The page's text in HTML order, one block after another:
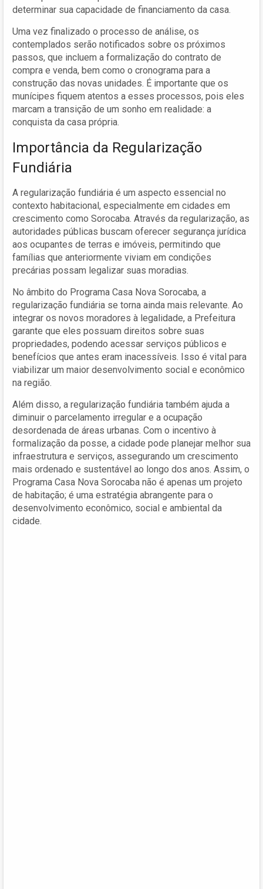
determinar sua capacidade de financiamento da casa.
Uma vez finalizado o processo de análise, os
contemplados serão notificados sobre os próximos
passos, que incluem a formalização do contrato de
compra e venda, bem como o cronograma para a
construção das novas unidades. É importante que os
munícipes fiquem atentos a esses processos, pois eles
marcam a transição de um sonho em realidade: a
conquista da casa própria.
Importância da Regularização
Fundiária
A regularização fundiária é um aspecto essencial no
contexto habitacional, especialmente em cidades em
crescimento como Sorocaba. Através da regularização, as
autoridades públicas buscam oferecer segurança jurídica
aos ocupantes de terras e imóveis, permitindo que
famílias que anteriormente viviam em condições
precárias possam legalizar suas moradias.
No âmbito do Programa Casa Nova Sorocaba, a
regularização fundiária se torna ainda mais relevante. Ao
integrar os novos moradores à legalidade, a Prefeitura
garante que eles possuam direitos sobre suas
propriedades, podendo acessar serviços públicos e
benefícios que antes eram inacessíveis. Isso é vital para
viabilizar um maior desenvolvimento social e econômico
na região.
Além disso, a regularização fundiária também ajuda a
diminuir o parcelamento irregular e a ocupação
desordenada de áreas urbanas. Com o incentivo à
formalização da posse, a cidade pode planejar melhor sua
infraestrutura e serviços, assegurando um crescimento
mais ordenado e sustentável ao longo dos anos. Assim, o
Programa Casa Nova Sorocaba não é apenas um projeto
de habitação; é uma estratégia abrangente para o
desenvolvimento econômico, social e ambiental da
cidade.